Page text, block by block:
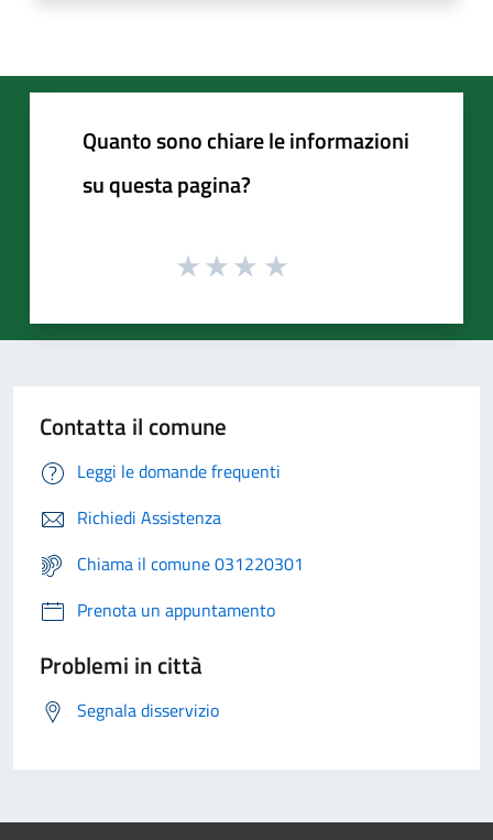
Quanto sono chiare le informazioni
su questa pagina?
Contatta il comune
Leggi le domande frequenti
Richiedi Assistenza
Chiama il comune 031220301
Prenota un appuntamento
Problemi in città
Segnala disservizio